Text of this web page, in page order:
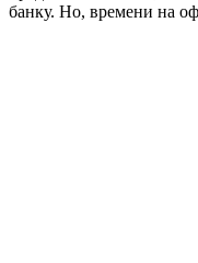
банку. Но, времени на